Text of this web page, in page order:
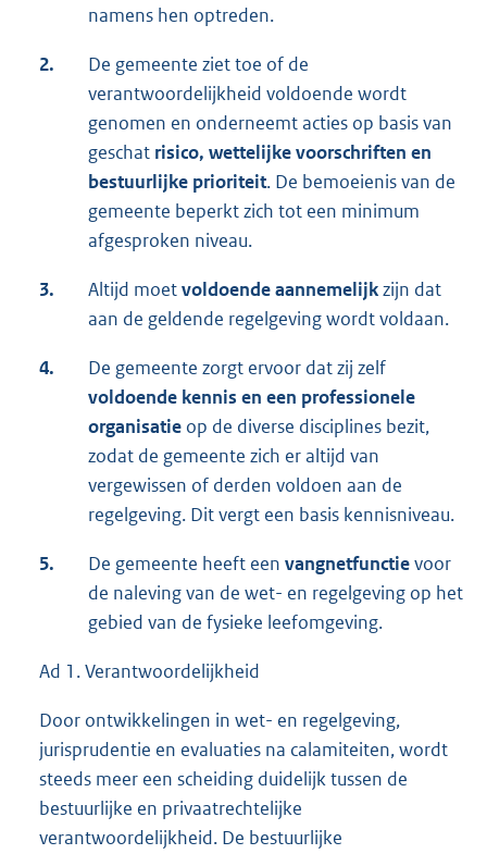
namens hen optreden.
2.
De gemeente ziet toe of de
verantwoordelijkheid voldoende wordt
genomen en onderneemt acties op basis van
geschat risico, wettelijke voorschriften en
bestuurlijke prioriteit. De bemoeienis van de
gemeente beperkt zich tot een minimum
afgesproken niveau.
3. Altijd moetvoldoende aannemelijkzijn dat
aan de geldende regelgeving wordt voldaan.
4.
De gemeente zorgt ervoor dat zij zelf
voldoende kennis en een professionele
organisatie op de diverse disciplines bezit,
zodat de gemeente zich er altijd van
vergewissen of derden voldoen aan de
regelgeving. Dit vergt een basis kennisniveau.
5. De gemeente heeft een vangnetfunctievoor
de naleving van de wet- en regelgeving op het
gebied van de fysieke leefomgeving.
Ad 1. Verantwoordelijkheid
Door ontwikkelingen in wet- en regelgeving,
jurisprudentie en evaluaties na calamiteiten, wordt
steeds meer een scheiding duidelijk tussen de
bestuurlijke en privaatrechtelijke
verantwoordelijkheid. De bestuurlijke